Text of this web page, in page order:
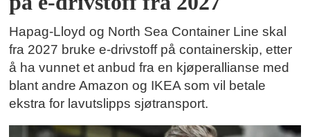
Hapag-Lloyd og North Sea Container Line skal
fra 2027 bruke e-drivstoff på containerskip, etter
å ha vunnet et anbud fra en kjøperallianse med
blant andre Amazon og IKEA som vil betale
ekstra for lavutslipps sjøtransport.